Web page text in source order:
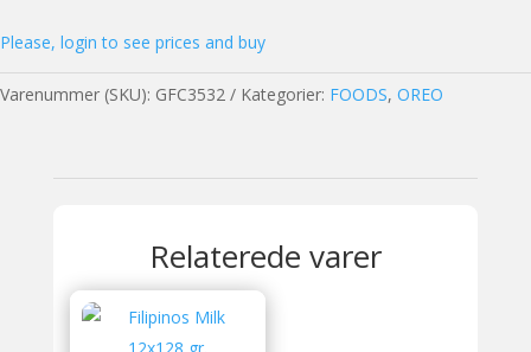
Please, login to see prices and buy
Varenummer (SKU): GFC3532 Kategorier: FOODS, OREO
Relaterede varer